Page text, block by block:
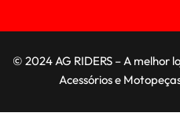
© 2024 AG RIDERS – A melhor
Acessórios e